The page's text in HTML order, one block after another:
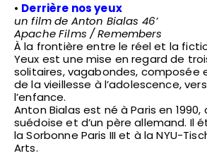
• Derrière nos yeux
un film de Anton Bialas 46’
Apache Films /Remembers
À la frontière entre le réel et la
Yeux est une mise en regard de
solitaires, vagabondes, composée
de la vieillesse à l’adolescence,
l’enfance.
Anton Bialas est né à Paris en 1990,
suédoise et d’un père allemand. Il
la Sorbonne Paris III et à la NYU-
Arts.